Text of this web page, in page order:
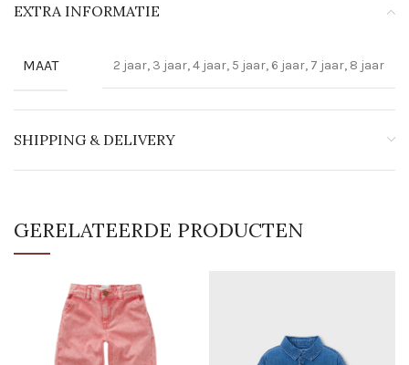
EXTRA INFORMATIE
MAAT 2 jaar, 3 jaar, 4 jaar, 5 jaar, 6 jaar, 7 jaar, 8 jaar
SHIPPING & DELIVERY
GERELATEERDE PRODUCTEN